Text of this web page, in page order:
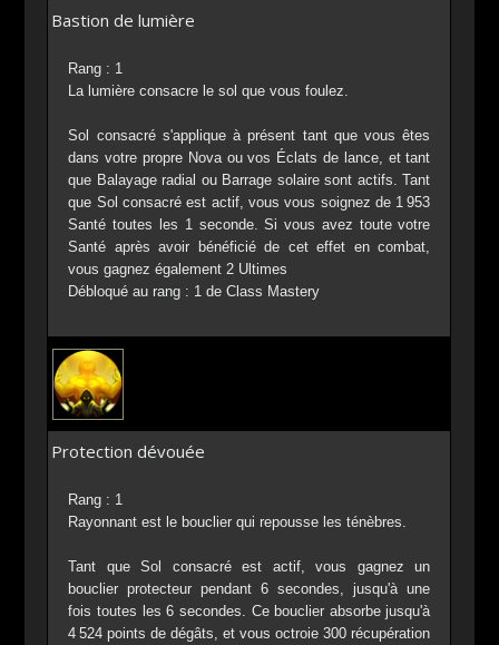
Bastion de lumière
Rang : 1
La lumière consacre le sol que vous foulez.
Sol consacré s'applique à présent tant que vous êtes
dans votre propre Nova ou vos Éclats de lance, et tant
que Balayage radial ou Barrage solaire sont actifs. Tant
que Sol consacré est actif, vous vous soignez de 1 953
Santé toutes les 1 seconde. Si vous avez toute votre
Santé après avoir bénéficié de cet effet en combat,
vous gagnez également 2 Ultimes
Débloqué au rang : 1 de Class Mastery
Protection dévouée
Rang : 1
Rayonnant est le bouclier qui repousse les ténèbres.
Tant que Sol consacré est actif, vous gagnez un
bouclier protecteur pendant 6 secondes, jusqu'à une
fois toutes les 6 secondes. Ce bouclier absorbe jusqu'à
4 524 points de dégâts, et vous octroie 300 récupération